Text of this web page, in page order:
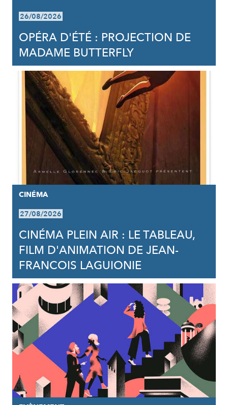
26/08/2026
OPÉRA D'ÉTÉ : PROJECTION DE
MADAME BUTTERFLY
CINÉMA
27/08/2026
CINÉMA PLEIN AIR : LE TABLEAU,
FILM D'ANIMATION DE JEAN-
FRANCOIS LAGUIONIE